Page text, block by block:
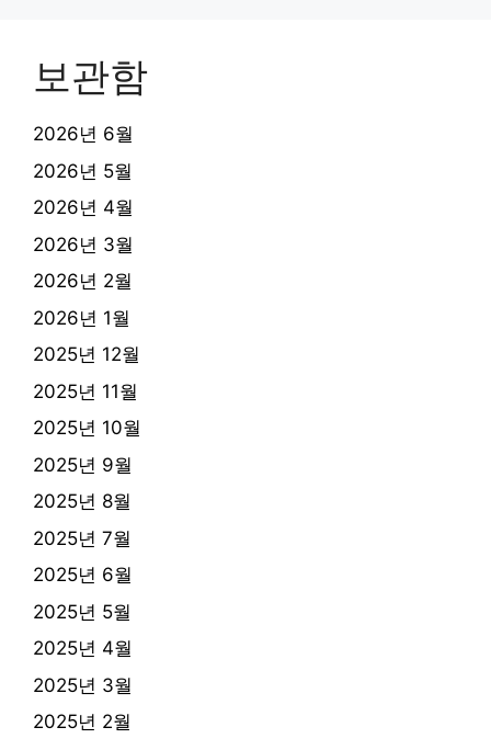
보관함
2026년 6월
2026년 5월
2026년 4월
2026년 3월
2026년 2월
2026년 1월
2025년 12월
2025년 11월
2025년 10월
2025년 9월
2025년 8월
2025년 7월
2025년 6월
2025년 5월
2025년 4월
2025년 3월
2025년 2월